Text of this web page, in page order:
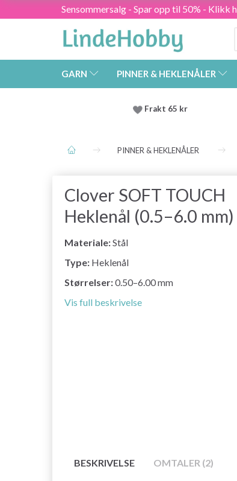
Sensommersalg - Spar opp til 50% - Klikk
GARN PINNER & HEKLENÅLER
Frakt 65 kr
PINNER & HEKLENÅLER
Clover SOFT TOUCH
Heklenål (0.5–6.0 mm)
Materiale:Stål
Type: Heklenål
Størrelser:0.50–6.00 mm
Vis full beskrivelse
BESKRIVELSE OMTALER (2)